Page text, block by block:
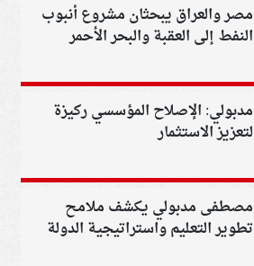
مصر والعراق يبحثان مشروع أنبوب
النفط إلى العقبة والبحر الأحمر
مدبولي: الإصلاح المؤسسي ركيزة
لتعزيز الاستثمار
مصطفى مدبولي يكشف ملامح
تطوير التعليم واستراتيجية الدولة